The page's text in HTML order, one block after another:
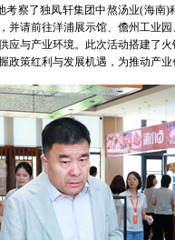
考察了独凤轩集团中熬汤业(海南)
并请前往洋浦展示馆、儋州工业
应与产业环境。此次活动搭建了
政策红利与发展机遇，为推动产业